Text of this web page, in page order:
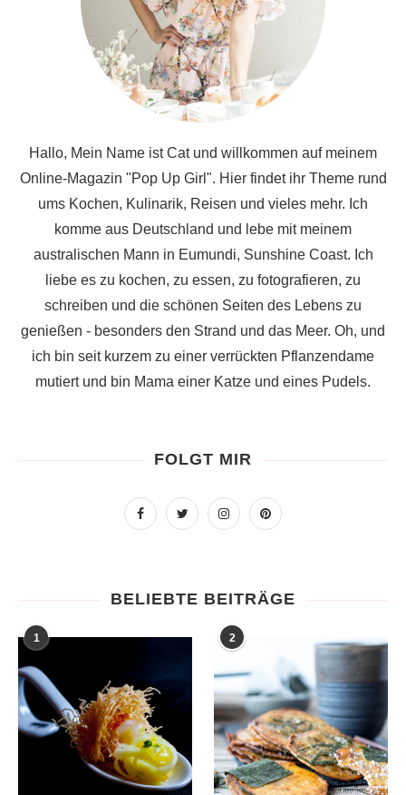
Hallo, Mein Name ist Cat und willkommen auf meinem
Online-Magazin "Pop Up Girl". Hier findet ihr Theme rund
ums Kochen, Kulinarik, Reisen und vieles mehr. Ich
komme aus Deutschland und lebe mit meinem
australischen Mann in Eumundi, Sunshine Coast. Ich
liebe es zu kochen, zu essen, zu fotografieren, zu
schreiben und die schönen Seiten des Lebens zu
genießen - besonders den Strand und das Meer. Oh, und
ich bin seit kurzem zu einer verrückten Pflanzendame
mutiert und bin Mama einer Katze und eines Pudels.
FOLGT MIR
BELIEBTE BEITRÄGE
1 2